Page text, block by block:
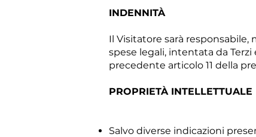
INDENNITÀ
Il Visitatore sarà
spese legali, intentata da
precedente articolo 11 della
PROPRIETÀ INTELLETTUALE
Salvo diverse indicazioni